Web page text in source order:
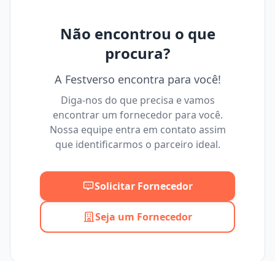
Máximo
Não encontrou o que
procura?
A Festverso encontra para você!
Diga-nos do que precisa e vamos
encontrar um fornecedor para você.
Nossa equipe entra em contato assim
que identificarmos o parceiro ideal.
Solicitar Fornecedor
Seja um Fornecedor